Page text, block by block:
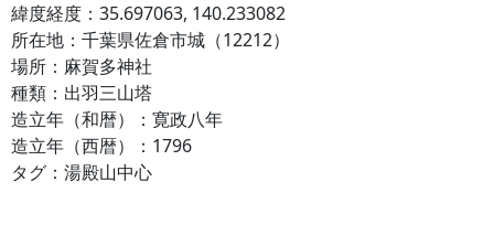
緯度経度：35.697063, 140.233082
所在地：千葉県佐倉市城（12212）
場所：麻賀多神社
種類：出羽三山塔
造立年（和暦）：寛政八年
造立年（西暦）：1796
タグ：湯殿山中心